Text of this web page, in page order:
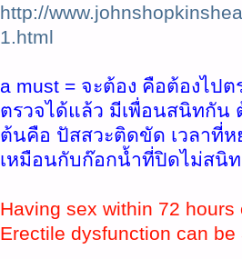
http://
1.html
a must = จะต้อง คือต้องไป
ตรวจได้แล้ว มีเพื่อนสนิทกัน
ต้นคือ ปัสสวะติดขัด เวลาที่
เหมือนกับก๊อกน้ำที่ปิดไม่สนิท
Having sex within 72
Erectile dysfunction can